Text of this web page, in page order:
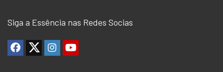
Siga a Essência nas Redes Socias